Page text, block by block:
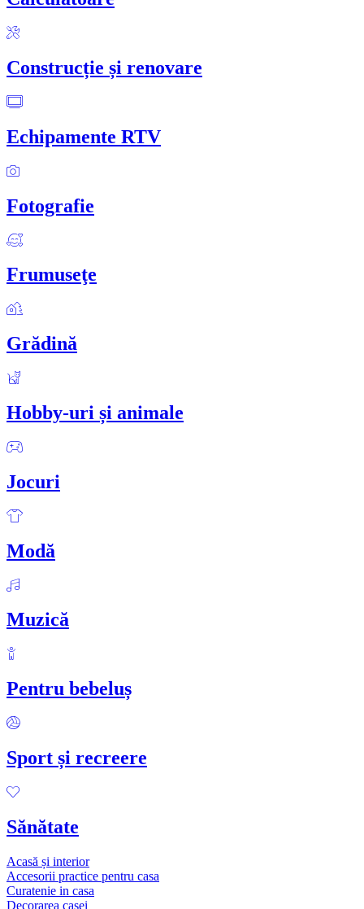
Construcție și renovare
Echipamente RTV
Fotografie
Frumuseţe
Grădină
Hobby-uri și animale
Jocuri
Modă
Muzică
Pentru bebeluș
Sport și recreere
Sănătate
Acasă și interior
Accesorii practice pentru casa
Curatenie in casa
Decorarea casei